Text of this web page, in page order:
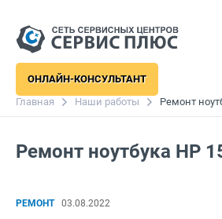
ОНЛАЙН-КОНСУЛЬТАНТ
Главная
Наши работы Ремонт
Ремонт ноутбука HP
РЕМОНТ 03.08.2022